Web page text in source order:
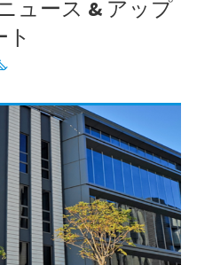
ュース & アップ
ト